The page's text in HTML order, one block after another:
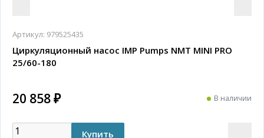
Артикул: 979525435
Циркуляционный насос IMP Pumps NMT MINI PRO
25/60-180
20 858 ₽ В наличии